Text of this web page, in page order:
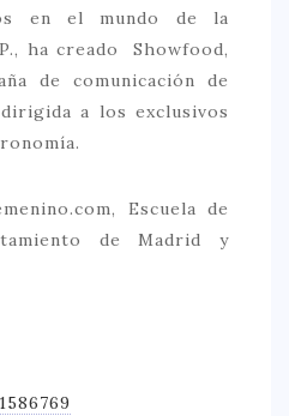
en el mundo de la
ha creado Showfood,
de comunicación de
a los exclusivos
Escuela de
de Madrid y